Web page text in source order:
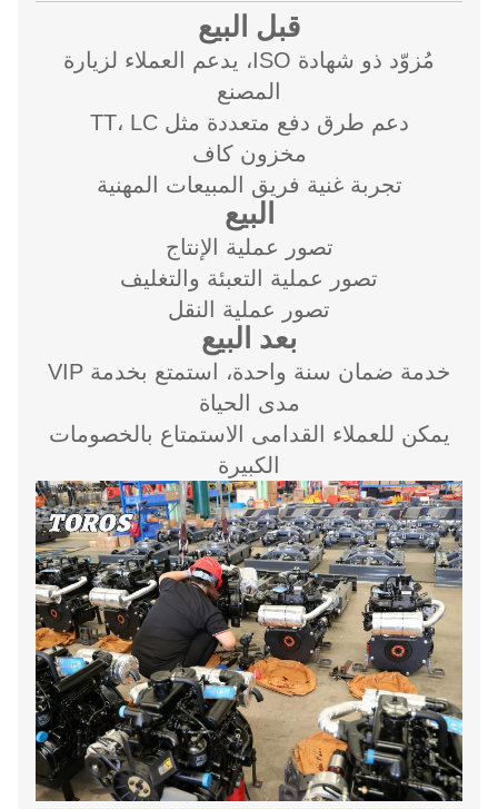
قبل البيع
مُزوّد ذو شهادة ISO، يدعم العملاء لزيارة
المصنع
دعم طرق دفع متعددة مثل TT، LC
مخزون كاف
تجربة غنية فريق المبيعات المهنية
البيع
تصور عملية الإنتاج
تصور عملية التعبئة والتغليف
تصور عملية النقل
بعد البيع
خدمة ضمان سنة واحدة، استمتع بخدمة VIP
مدى الحياة
يمكن للعملاء القدامى الاستمتاع بالخصومات
الكبيرة